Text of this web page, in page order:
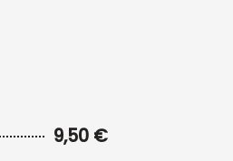
9,50 €